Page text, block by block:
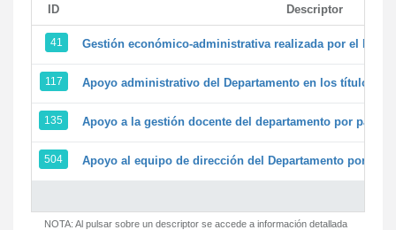
ID Descriptor
41 Gestión económico-administrativa realizada por el
117 Apoyo administrativo del Departamento en los títulos de
135 Apoyo a la gestión docente del departamento por parte
504 Apoyo al equipo de dirección del Departamento por
NOTA: Al pulsar sobre un descriptor se accede a información detallada